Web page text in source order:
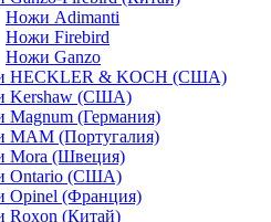
Ножи Adimanti
Ножи Firebird
Ножи Ganzo
HECKLER & KOCH (США)
Kershaw (США)
(Германия)
MAM (Португалия)
Mora (Швеция)
Ontario (США)
Opinel (Франция)
Roxon (Китай)